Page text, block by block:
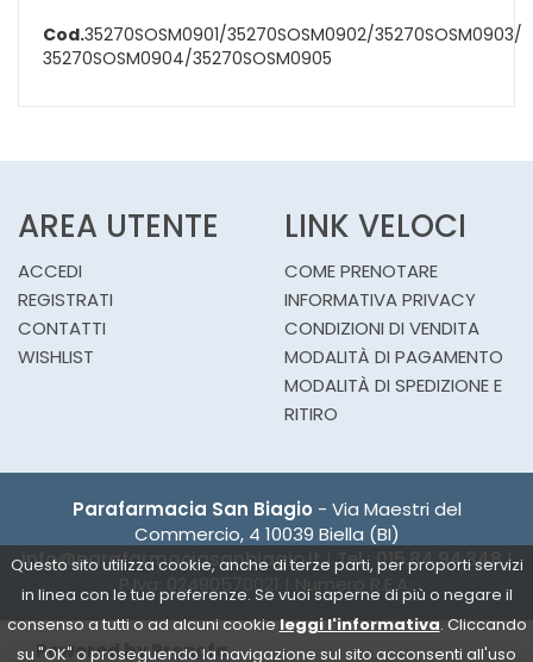
Questo sito utilizza cookie, anche di terze parti, per proporti servizi
in linea con le tue preferenze. Se vuoi saperne di più o negare il
consenso a tutti o ad alcuni cookie leggi l'informativa. Cliccando
su "OK" o proseguendo la navigazione sul sito acconsenti all'uso
Cod.35270SOSM0901/35270SOSM0902/35270SOSM0903/
35270SOSM0904/35270SOSM0905
AREA UTENTE
ACCEDI
REGISTRATI
CONTATTI
WISHLIST
LINK VELOCI
COME PRENOTARE
INFORMATIVA PRIVACY
CONDIZIONI DI VENDITA
MODALITÀ DI PAGAMENTO
MODALITÀ DI SPEDIZIONE E
RITIRO
Parafarmacia San Biagio - Via Maestri del
Commercio, 4 10039 Biella (BI)
info@parafarmaciasanbiagio.it|Tel.: 015.84.94.348|
P.Iva: 02490570021 | Numero R.E.A.:
Powered byPrenofa